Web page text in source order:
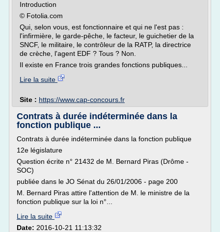
Introduction
© Fotolia.com
Qui, selon vous, est fonctionnaire et qui ne l'est pas :
l'infirmière, le garde-pêche, le facteur, le guichetier de la
SNCF, le militaire, le contrôleur de la RATP, la directrice
de crèche, l'agent EDF ? Tous ? Non.
Il existe en France trois grandes fonctions publiques...
Lire la suite
Site : https://www.cap-concours.fr
Contrats à durée indéterminée dans la
fonction publique ...
Contrats à durée indéterminée dans la fonction publique
12e législature
Question écrite n° 21432 de M. Bernard Piras (Drôme -
SOC)
publiée dans le JO Sénat du 26/01/2006 - page 200
M. Bernard Piras attire l'attention de M. le ministre de la
fonction publique sur la loi n°...
Lire la suite
Date: 2016-10-21 11:13:32